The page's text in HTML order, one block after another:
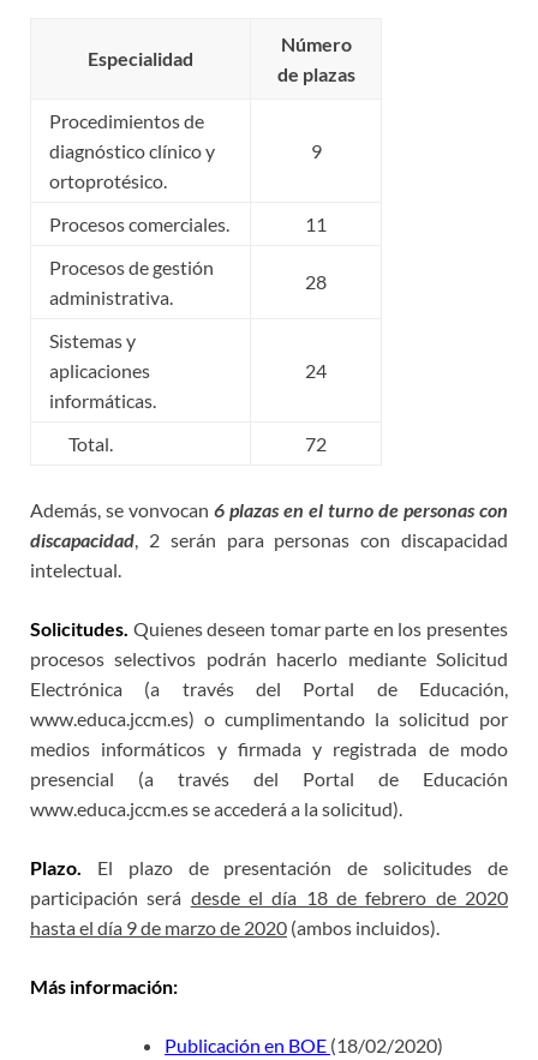
Especialidad
Número
de plazas
Procedimientos de
diagnóstico clínico y
ortoprotésico.
9
Procesos comerciales.
11
Procesos de gestión
administrativa.
28
Sistemas y
aplicaciones
informáticas.
24
Total. 72
Además, se vonvocan 6 plazas en el turno de personas con
discapacidad , 2 serán para personas con discapacidad
intelectual.
Solicitudes. Quienes deseen tomar parte en los presentes
procesos selectivos podrán hacerlo mediante Solicitud
Electrónica (a través del Portal de Educación,
www.educa.jccm.es) o cumplimentando la solicitud por
medios informáticos y firmada y registrada de modo
presencial (a través del Portal de Educación
www.educa.jccm.es se accederá a la solicitud).
Plazo.
El plazo de presentación de solicitudes de
participación será desde el día 18 de febrero de 2020
hasta el día 9 de marzo de 2020 (ambos incluidos).
Más información:
Publicación en BOE (18/02/2020)